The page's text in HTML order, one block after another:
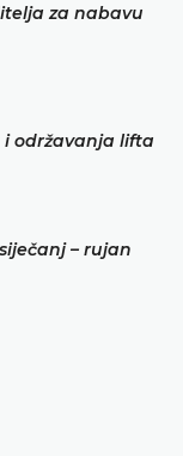
za nabavu
i održavanja lifta
– rujan